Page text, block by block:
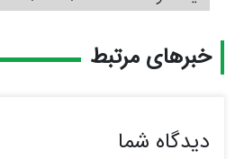
خبرهای مرتبط
دیدگاه شما